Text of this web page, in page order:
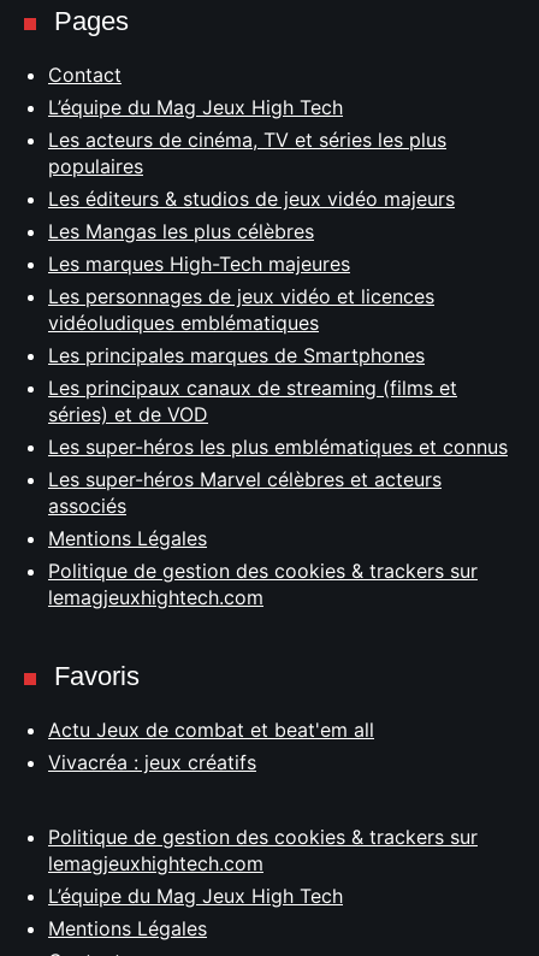
Pages
Contact
L’équipe du Mag Jeux High Tech
Les acteurs de cinéma, TV et séries les plus
populaires
Les éditeurs & studios de jeux vidéo majeurs
Les Mangas les plus célèbres
Les marques High-Tech majeures
Les personnages de jeux vidéo et licences
vidéoludiques emblématiques
Les principales marques de Smartphones
Les principaux canaux de streaming (films et
séries) et de VOD
Les super-héros les plus emblématiques et connus
Les super-héros Marvel célèbres et acteurs
associés
Mentions Légales
Politique de gestion des cookies & trackers sur
lemagjeuxhightech.com
Favoris
Actu Jeux de combat et beat'em all
Vivacréa : jeux créatifs
Politique de gestion des cookies & trackers sur
lemagjeuxhightech.com
L’équipe du Mag Jeux High Tech
Mentions Légales